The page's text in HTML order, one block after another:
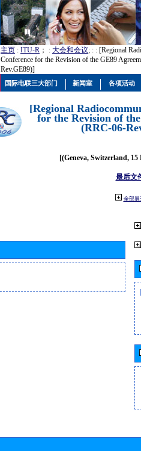
主页 : ITU-R ； : 大会和会议; : : [Regional
Conference for the Revision of the GE89
Rev.GE89)]
[Regional
for the Revision of
(RRC-06-
[(Geneva, Switzerland, 15
最后文
全部展
国际电联三大部门 新闻室 各项活动